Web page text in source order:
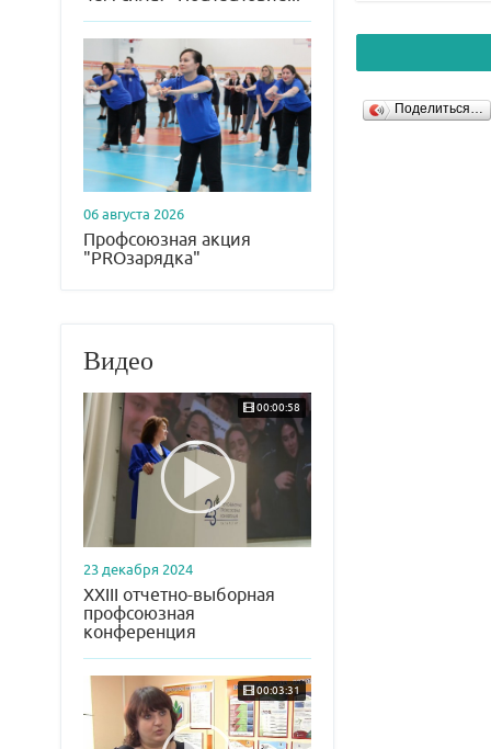
06 августа 2026
Профсоюзная акция
"PROзарядка"
Видео
00:00:58
23 декабря 2024
XXIII отчетно-выборная
профсоюзная
конференция
00:03:31
Поделиться…